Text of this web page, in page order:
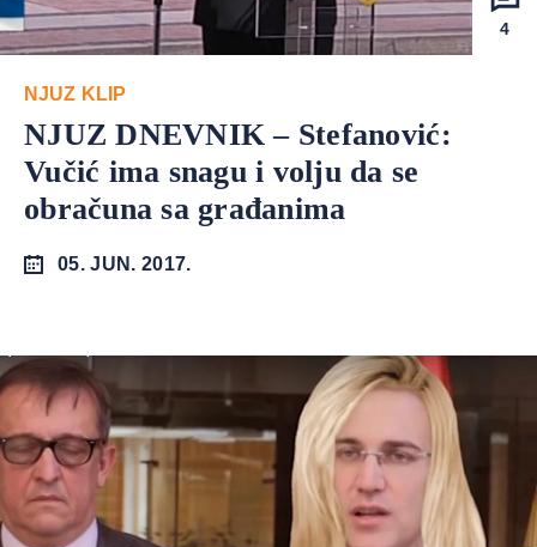
4
NJUZ KLIP
NJUZ DNEVNIK – Stefanović:
Vučić ima snagu i volju da se
obračuna sa građanima
05. JUN. 2017.